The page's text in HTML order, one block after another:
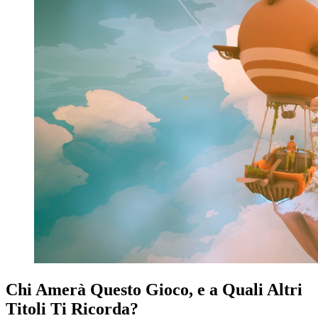
Chi Amerà Questo Gioco, e a Quali Altri
Titoli Ti Ricorda?